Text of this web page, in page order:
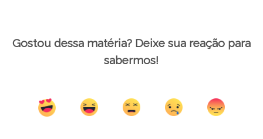
Gostou dessa matéria? Deixe sua reação para
sabermos!